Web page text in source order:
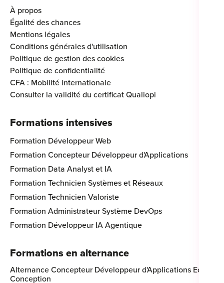
À propos
Égalité des chances
Mentions légales
Conditions générales d'utilisation
Politique de gestion des cookies
Politique de confidentialité
CFA : Mobilité internationale
Consulter la validité du certificat Qualiopi
Formations intensives
Formation Développeur Web
Formation Concepteur Développeur d'Applications
Formation Data Analyst et IA
Formation Technicien Systèmes et Réseaux
Formation Technicien Valoriste
Formation Administrateur Système DevOps
Formation Développeur IA Agentique
Formations en alternance
Alternance Concepteur Développeur d'Applications Eco-
Conception